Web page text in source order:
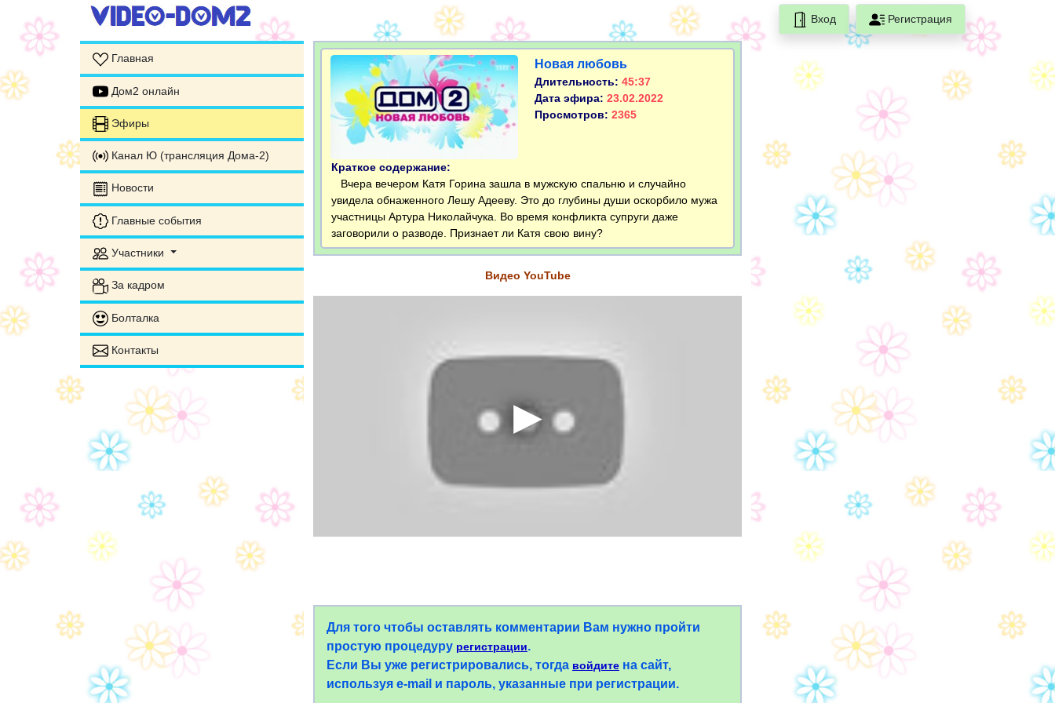
Вход Регистрация
Главная
Дом2 онлайн
Эфиры
Канал Ю (трансляция Дома-2)
Новости
Главные события
Участники
За кадром
Болталка
Контакты
Новая любовь
Длительность: 45:37
Дата эфира: 23.02.2022
Просмотров: 2365
Краткое содержание:
Вчера вечером Катя Горина зашла в мужскую спальню и случайно
увидела обнаженного Лешу Адееву. Это до глубины души оскорбило мужа
участницы Артура Николайчука. Во время конфликта супруги даже
заговорили о разводе. Признает ли Катя свою вину?
Видео YouTube
Для того чтобы оставлять комментарии Вам нужно пройти
простую процедуру регистрации.
Если Вы уже регистрировались, тогда войдите на сайт,
используя e-mail и пароль, указанные при регистрации.